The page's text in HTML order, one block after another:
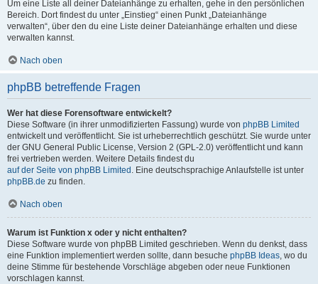
Um eine Liste all deiner Dateianhänge zu erhalten, gehe in den persönlichen
Bereich. Dort findest du unter „Einstieg“ einen Punkt „Dateianhänge
verwalten“, über den du eine Liste deiner Dateianhänge erhalten und diese
verwalten kannst.
Nach oben
phpBB betreffende Fragen
Wer hat diese Forensoftware entwickelt?
Diese Software (in ihrer unmodifizierten Fassung) wurde von phpBB Limited
entwickelt und veröffentlicht. Sie ist urheberrechtlich geschützt. Sie wurde unter
der GNU General Public License, Version 2 (GPL-2.0) veröffentlicht und kann
frei vertrieben werden. Weitere Details findest du
auf der Seite von phpBB Limited . Eine deutschsprachige Anlaufstelle ist unter
phpBB.de zu finden.
Nach oben
Warum ist Funktion x oder y nicht enthalten?
Diese Software wurde von phpBB Limited geschrieben. Wenn du denkst, dass
eine Funktion implementiert werden sollte, dann besuche phpBB Ideas, wo du
deine Stimme für bestehende Vorschläge abgeben oder neue Funktionen
vorschlagen kannst.